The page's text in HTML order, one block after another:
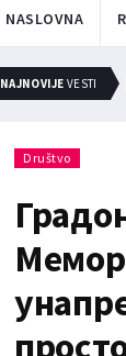
NASLOVNA
NAJNOVIJE VESTI
Društvo